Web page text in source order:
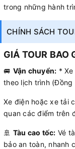
trong những hành
CHÍNH SÁCH
GIÁ TOUR BAO
🚐 Vận chuyển: *
theo lịch trình (Đồng
Xe điện hoặc xe tải
quan các điểm trên
🚢 Tàu cao tốc: Vé
bảo an toàn, nhanh